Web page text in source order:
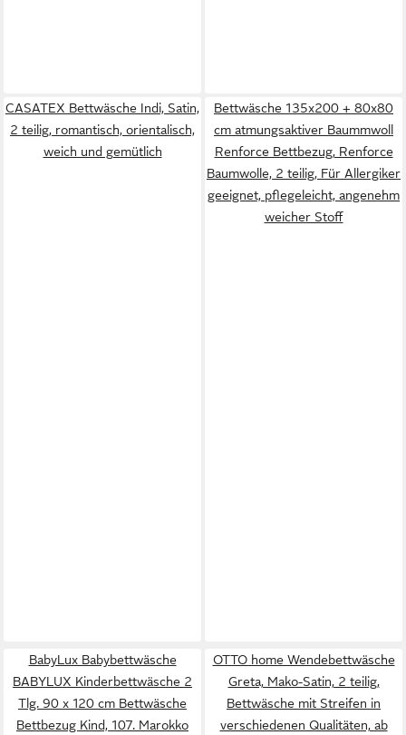
CASATEX Bettwäsche Indi, Satin,
2 teilig, romantisch, orientalisch,
weich und gemütlich
Bettwäsche 135x200 + 80x80
cm atmungsaktiver Baummwoll
Renforce Bettbezug, Renforce
Baumwolle, 2 teilig, Für Allergiker
geeignet, pflegeleicht, angenehm
weicher Stoff
BabyLux Babybettwäsche
BABYLUX Kinderbettwäsche 2
Tlg. 90 x 120 cm Bettwäsche
Bettbezug Kind, 107. Marokko
OTTO home Wendebettwäsche
Greta, Mako-Satin, 2 teilig,
Bettwäsche mit Streifen in
verschiedenen Qualitäten, ab